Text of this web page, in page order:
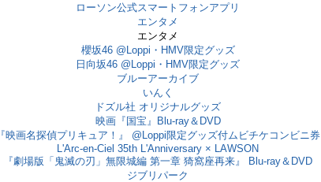
ローソン公式スマートフォンアプリ
エンタメ
エンタメ
櫻坂46 @Loppi・HMV限定グッズ
日向坂46 @Loppi・HMV限定グッズ
ブルーアーカイブ
いんく
ドズル社 オリジナルグッズ
映画『国宝』Blu-ray＆DVD
『映画名探偵プリキュア！』 @Loppi限定グッズ付ムビチケコンビニ券
L'Arc-en-Ciel 35th L'Anniversary × LAWSON
『劇場版「鬼滅の刃」無限城編 第一章 猗窩座再来』 Blu-ray＆DVD
ジブリパーク